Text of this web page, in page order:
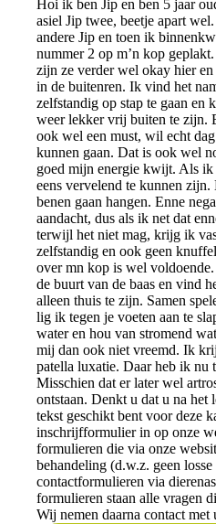
Hoi ik ben Jip en ben 5 jaar
asiel Jip twee, beetje apart
andere Jip en toen ik
nummer 2 op m’n kop
zijn ze verder wel okay hier
in de buitenren. Ik vind het
zelfstandig op stap te gaan en
weer lekker vrij buiten te zijn.
ook wel een must, wil echt
kunnen gaan. Dat is ook wel
goed mijn energie kwijt. Als
eens vervelend te kunnen
benen gaan hangen. Enne
aandacht, dus als ik net dat
terwijl het niet mag, krijg ik
zelfstandig en ook geen
over mn kop is wel
de buurt van de baas en vind
alleen thuis te zijn. Samen
lig ik tegen je voeten aan te
water en hou van stromend
mij dan ook niet vreemd. Ik
patella luxatie. Daar heb ik nu
Misschien dat er later wel
ontstaan. Denkt u dat u na het
tekst geschikt bent voor deze
inschrijfformulier in op onze
formulieren die via onze
behandeling (d.w.z. geen
contactformulieren via
formulieren staan alle vragen
Wij nemen daarna contact met